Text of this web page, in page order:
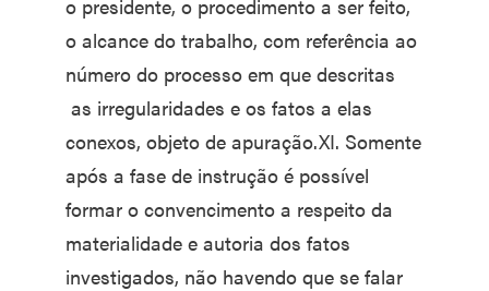
o presidente, o procedimento a ser feito,
o alcance do trabalho, com referência ao
número do processo em que descritas
as irregularidades e os fatos a elas
conexos, objeto de apuração.XI. Somente
após a fase de instrução é possível
formar o convencimento a respeito da
materialidade e autoria dos fatos
investigados, não havendo que se falar